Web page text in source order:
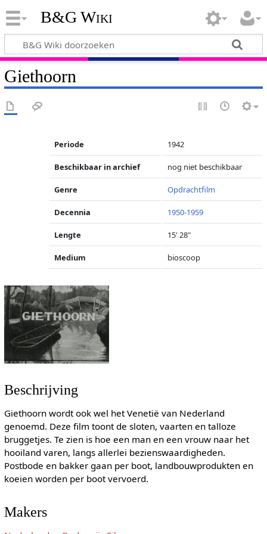
B&G Wiki
Giethoorn
Periode 1942
Beschikbaar in archief nog niet beschikbaar
Genre Opdrachtfilm
Decennia 1950-1959
Lengte 15' 28"
Medium bioscoop
Beschrijving
Giethoorn wordt ook wel het Venetië van Nederland
genoemd. Deze film toont de sloten, vaarten en talloze
bruggetjes. Te zien is hoe een man en een vrouw naar het
hooiland varen, langs allerlei bezienswaardigheden.
Postbode en bakker gaan per boot, landbouwprodukten en
koeien worden per boot vervoerd.
Makers